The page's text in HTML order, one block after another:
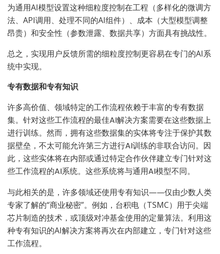
为通用AI模型设置这种细粒度控制在工程（多样化的微调方
法、API调用、处理不同的AI组件）、成本（大型模型调整
昂贵）和安全性（参数泄露、数据共享）方面具有挑战性。
总之，实现用户反馈所需的细粒度控制更容易在专门的AI系
统中实现。
专有数据和专有知识
许多高价值、领域特定的工作流程依赖于丰富的专有数据
集。针对这些工作流程的最佳AI解决方案需要在这些数据上
进行训练。然而，拥有这些数据集的实体将专注于保护其数
据壁垒，不太可能允许第三方进行AI训练的非联合访问。因
此，这些实体将在内部或通过特定合作伙伴建立专门针对这
些工作流程的AI系统。这些系统将与通用AI模型不同。
与此相关的是，许多领域还使用专有知识——仅由少数人类
专家了解的“商业秘密”。例如，台积电（TSMC）用于尖端
芯片制造的技术，或顶级对冲基金使用的定量算法。利用这
种专有知识的AI解决方案将再次在内部建立，专门针对这些
工作流程。